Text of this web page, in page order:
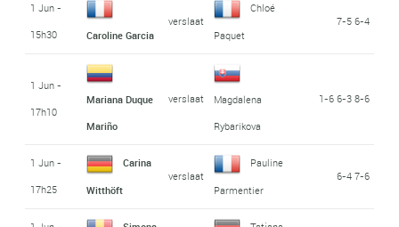
1 Jun -
15h30
Caroline Garcia
verslaat
Chloé
Paquet
7-5 6-4
1 Jun -
17h10
Mariana Duque
Mariño
verslaat
Magdalena
Rybarikova
1-6 6-3 8-6
1 Jun -
17h25
Carina
Witthöft
verslaat
Pauline
Parmentier
6-4 7-6